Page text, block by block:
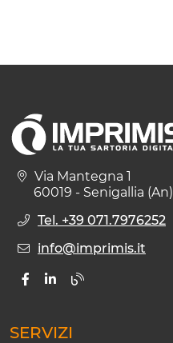
Via Mantegna 1
60019 - Senigallia (An)
Tel. +39 071.7976252
info@imprimis.it
SERVIZI